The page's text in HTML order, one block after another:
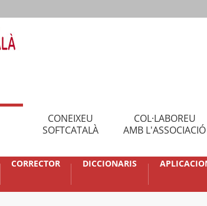
CONEIXEU
SOFTCATALÀ
COL·LABOREU
AMB L'ASSOCIACIÓ
CORRECTOR DICCIONARIS